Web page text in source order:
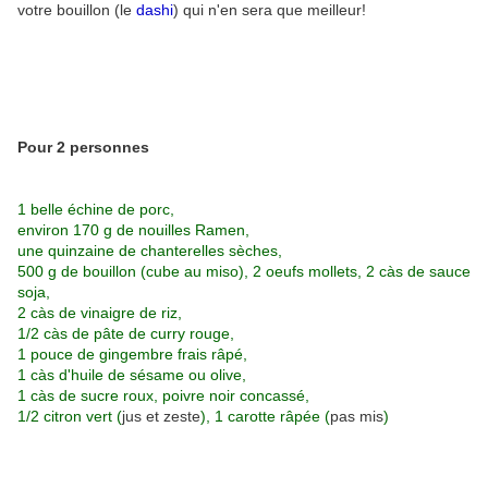
votre bouillon (le dashi) qui n'en sera que meilleur!
Pour 2 personnes
1 belle échine de porc,
environ 170 g de nouilles Ramen,
une quinzaine de chanterelles sèches,
500 g de bouillon (cube au miso), 2 oeufs mollets, 2 càs de sauce
soja,
2 càs de vinaigre de riz,
1/2 càs de pâte de curry rouge,
1 pouce de gingembre frais râpé,
1 càs d'huile de sésame ou olive,
1 càs de sucre roux, poivre noir concassé,
1/2 citron vert (jus et zeste), 1 carotte râpée (pas mis)